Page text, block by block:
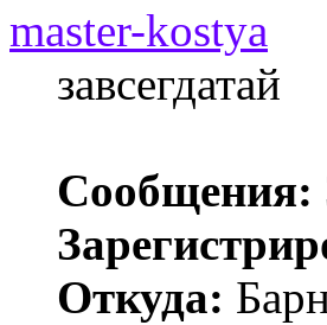
master-kostya
завсегдатай
Сообщения:
Откуда: